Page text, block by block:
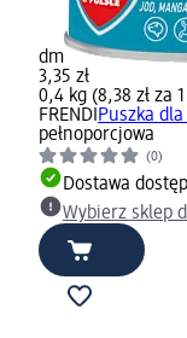
dm
3,35 zł
0,4 kg (8,38 zł za
FRENDI Puszka
pełnoporcjowa
(0)
Dostawa
Wybierz sklep